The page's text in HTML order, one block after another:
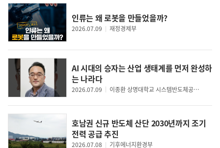
인류는 왜 로봇을 만들었을까?
2026.07.09 재정경제부
AI 시대의 승자는 산업 생태계를 먼저 완성하
는 나라다
2026.07.09 이종환 상명대학교 시스템반도체공학과 교수
호남권 신규 반도체 산단 2030년까지 조기
전력 공급 추진
2026.07.08 기후에너지환경부